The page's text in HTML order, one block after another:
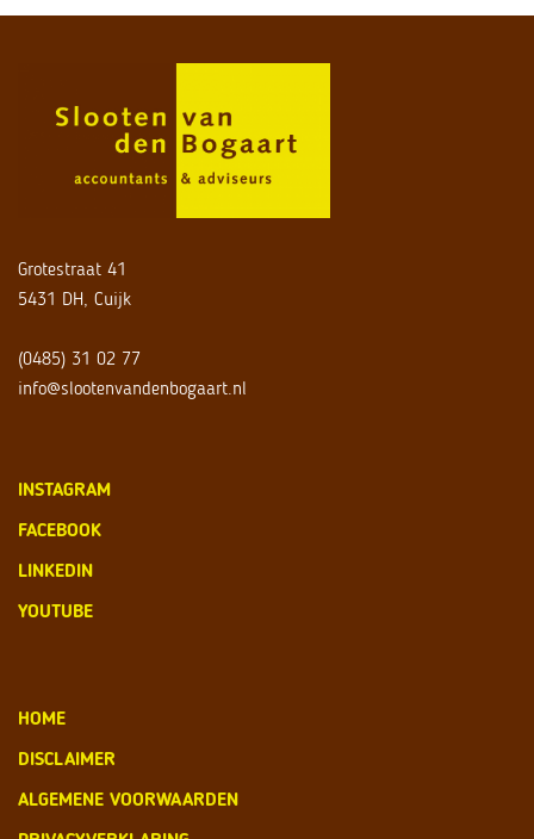
Grotestraat 41
5431 DH, Cuijk
(0485) 31 02 77
info@slootenvandenbogaart.nl
INSTAGRAM
FACEBOOK
LINKEDIN
YOUTUBE
HOME
DISCLAIMER
ALGEMENE VOORWAARDEN